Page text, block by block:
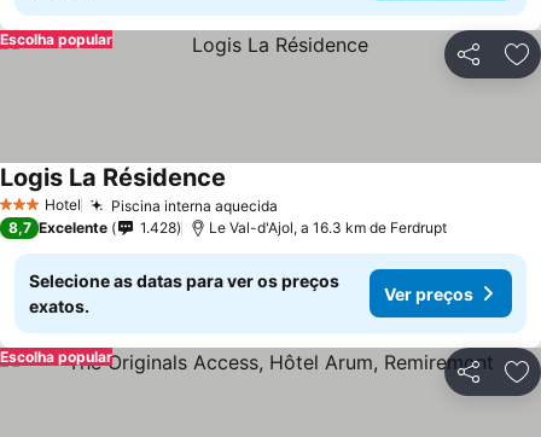
Partilhar
Escolha popular
3 EstrelasHotel Piscina interna aquecida
Logis La Résidence
8,7 Excelente 1.428 Le Val-d'Ajol, a 16.3 km de Ferdrupt
Selecione as datas para ver os preços
exatos.
Ver preços
Partilhar
Escolha popular